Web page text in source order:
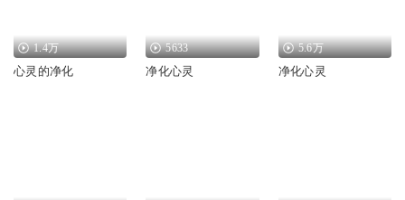
1.4万
心灵的净化
5633
净化心灵
5.6万
净化心灵